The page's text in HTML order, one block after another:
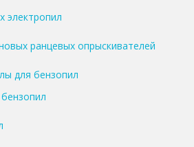
электропил
ранцевых опрыскивателей
для бензопил